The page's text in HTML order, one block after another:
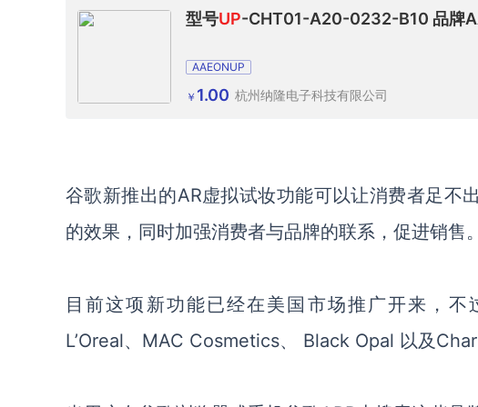
型号UP-CHT01-A20-0232-B10 品牌
AAEONUP
￥ 1.00 杭州纳隆电子科技有限公司
谷歌新推出的AR虚拟试妆功能可以让消费者足不
的效果，同时加强消费者与品牌的联系，促进销售。
目前这项新功能已经在美国市场推广开来，
L’Oreal、 MAC Cosmetics、 Black Opal 以及